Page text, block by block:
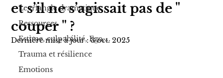
Le triangle dramatique
Ressources
Estime, culpabilité, Ego,...
Trauma et résilience
Emotions
et s’il ne s’agissait pas de "
couper " ?
Dernière mise à jour :3 oct. 2025